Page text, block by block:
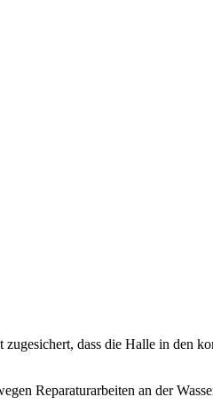
dass die Halle in den
Reparaturarbeiten an der